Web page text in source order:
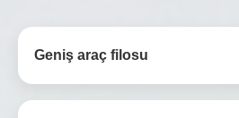
Geniş araç filosu